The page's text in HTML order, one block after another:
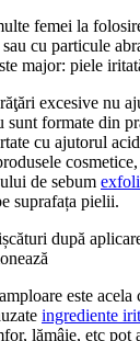
femei la
cu particule
major: piele
excesive nu
sunt formate din
cu ajutorul
de sebum
suprafața pielii.
după
este acela
ingrediente
lămâie, etc pot